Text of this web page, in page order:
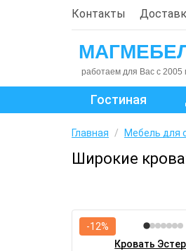
Контакты
Гостиная
Главная / Мебель для
Широкие
Кровать
-12%